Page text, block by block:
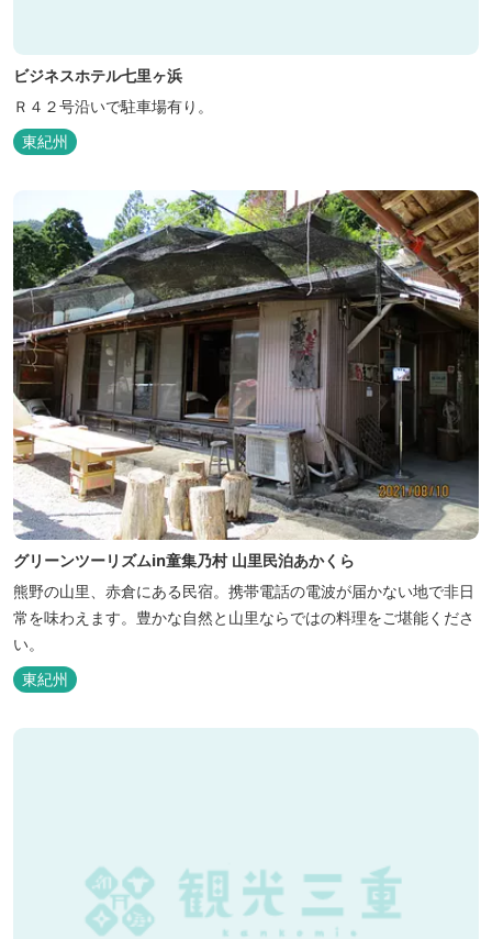
ビジネスホテル七里ヶ浜
Ｒ４２号沿いで駐車場有り。
東紀州
グリーンツーリズムin童集乃村 山里民泊あかくら
熊野の山里、赤倉にある民宿。携帯電話の電波が届かない地で非日
常を味わえます。豊かな自然と山里ならではの料理をご堪能くださ
い。
東紀州